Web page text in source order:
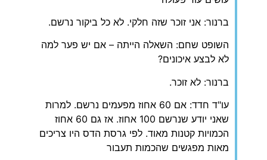
ברנור: אני זוכר שזה חלקי. לא כל ביקור נרשם.
השופט שחם: השאלה הייתה – אם יש פער למה
לא לבצע איכונים?
ברנור: לא זוכר.
עו"ד חדד: אם 60 אחוז מפעמים נרשם. למרות
שאני יודע שנרשם 100 אחוז. אז גם 60 אחוז
הכמויות קטנות מאוד. לפי גרסת הדס היו צריכים
מאות מפגשים שהכמות תעבור